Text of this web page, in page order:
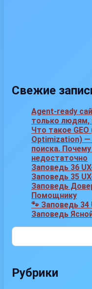
Свежие
Agent-ready
только людям,
Что такое
Optimization) —
поиска.
недостаточно
Заповедь 36
Заповедь 35
Заповедь
Помощнику
🐾 Заповедь 34
Заповедь
Поиск:
Рубрики